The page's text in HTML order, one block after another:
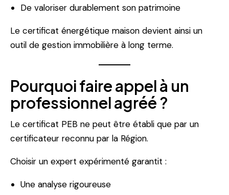
De valoriser durablement son patrimoine
Le certificat énergétique maison devient ainsi un
outil de gestion immobilière à long terme.
Pourquoi faire appel à un
professionnel agréé ?
Le certificat PEB ne peut être établi que par un
certificateur reconnu par la Région.
Choisir un expert expérimenté garantit :
Une analyse rigoureuse